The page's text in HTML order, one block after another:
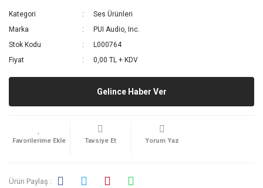
Kategori
Ses Ürünleri
Marka
PUI Audio, Inc.
Stok Kodu
L000764
Fiyat
0,00 TL + KDV
Gelince Haber Ver
Tavsiye Et Yorum Yaz
Ürün Paylaş :